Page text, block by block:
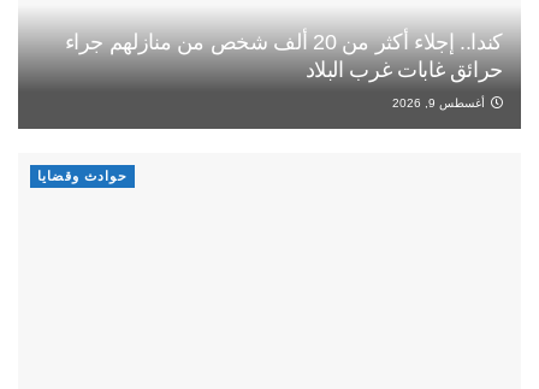
كندا.. إجلاء أكثر من 20 ألف شخص من منازلهم جراء
حرائق غابات غرب البلاد
أغسطس 9, 2026
حوادث وقضايا